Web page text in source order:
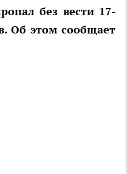
без вести 17-
Об этом сообщает